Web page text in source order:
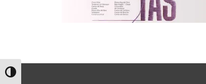
Alternar alto contraste